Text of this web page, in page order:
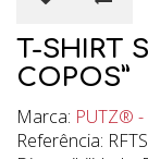
T-SHIRT
COPOS”
Marca: PUTZ® -
Referência: